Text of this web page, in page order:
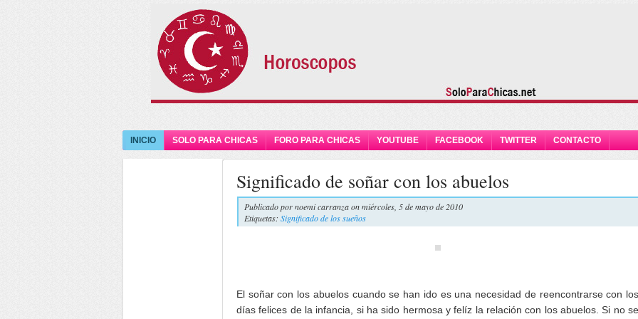
INICIO SOLO PARA CHICAS FORO PARA CHICAS YOUTUBE FACEBOOK TWITTER CONTACTO
Significado de soñar con los abuelos
Publicado pornoemi carranzaon miércoles, 5 de mayo de 2010
Etiquetas: Significado de los sueños
El soñar con los abuelos cuando se han ido es una necesidad de reencontrarse con los
días felices de la infancia, si ha sido hermosa y felíz la relación con los abuelos. Si no se